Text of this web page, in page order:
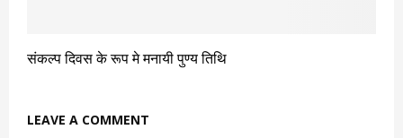
संकल्प दिवस के रूप मे मनायी पुण्य तिथि
LEAVE A COMMENT